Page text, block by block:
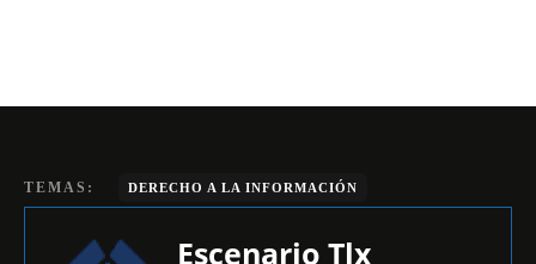
TEMAS: DERECHO A LA INFORMACIÓN
Escenario Tlx